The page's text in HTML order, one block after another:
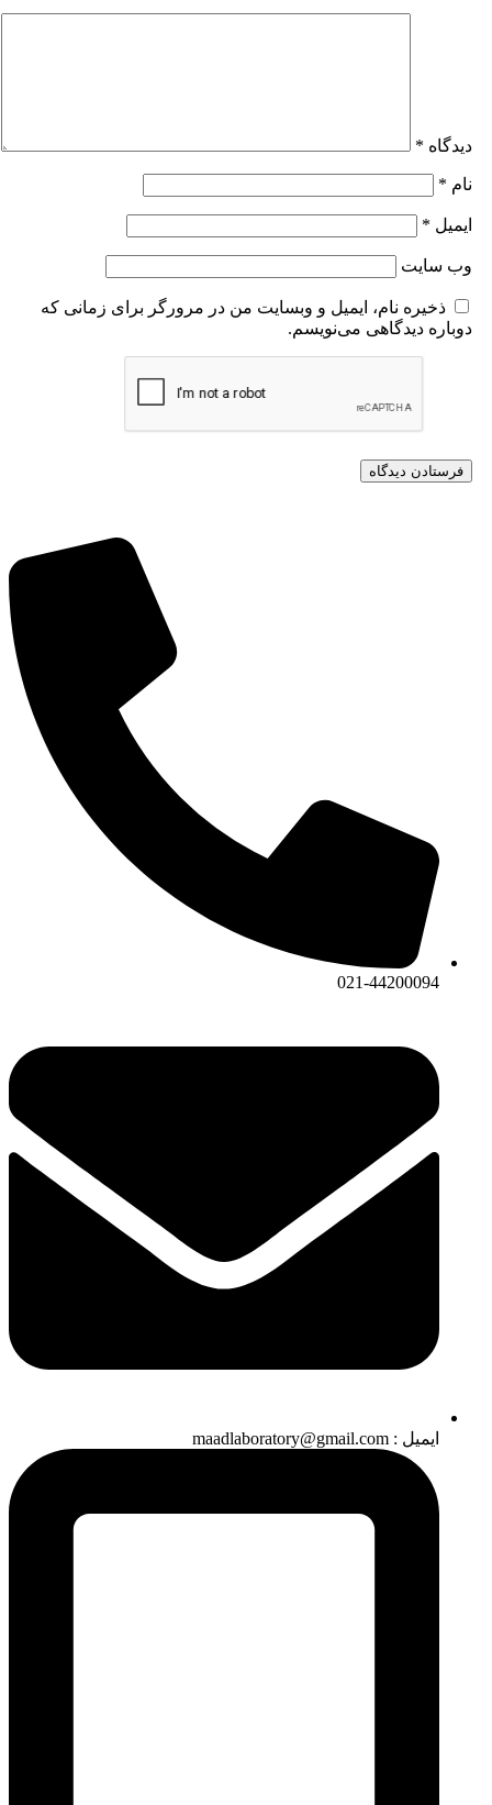
*
*
*
سایت
ذخیره نام، ایمیل و وبسایت من در مرورگر برای زمانی که
دیدگاهی می‌نویسم.
021-44200094
ایمیل : maadlaboratory@gmail.com